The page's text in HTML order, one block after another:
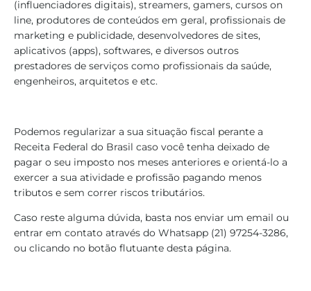
(influenciadores digitais), streamers, gamers, cursos on
line, produtores de conteúdos em geral, profissionais de
marketing e publicidade, desenvolvedores de sites,
aplicativos (apps), softwares, e diversos outros
prestadores de serviços como profissionais da saúde,
engenheiros, arquitetos e etc.
Podemos regularizar a sua situação fiscal perante a
Receita Federal do Brasil caso você tenha deixado de
pagar o seu imposto nos meses anteriores e orientá-lo a
exercer a sua atividade e profissão pagando menos
tributos e sem correr riscos tributários.
Caso reste alguma dúvida, basta nos enviar um email ou
entrar em contato através do Whatsapp (21) 97254-3286,
ou clicando no botão flutuante desta página.